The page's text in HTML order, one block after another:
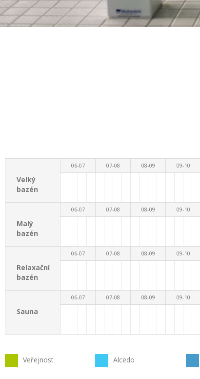
Velký
bazén
06-07 07-08 08-09 09-10
Malý
bazén
06-07 07-08 08-09 09-10
Relaxační
bazén
06-07 07-08 08-09 09-10
Sauna
06-07 07-08 08-09 09-10
Veřejnost Alcedo